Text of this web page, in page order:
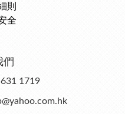
則
全
們
1719